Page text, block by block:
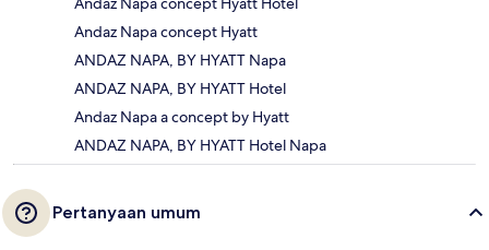
Andaz Napa concept Hyatt
ANDAZ NAPA, BY HYATT Napa
ANDAZ NAPA, BY HYATT Hotel
Andaz Napa a concept by Hyatt
ANDAZ NAPA, BY HYATT Hotel Napa
Pertanyaan umum